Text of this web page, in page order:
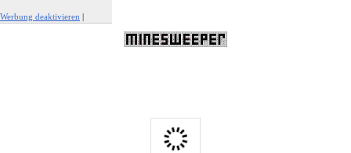
Werbung deaktivieren |